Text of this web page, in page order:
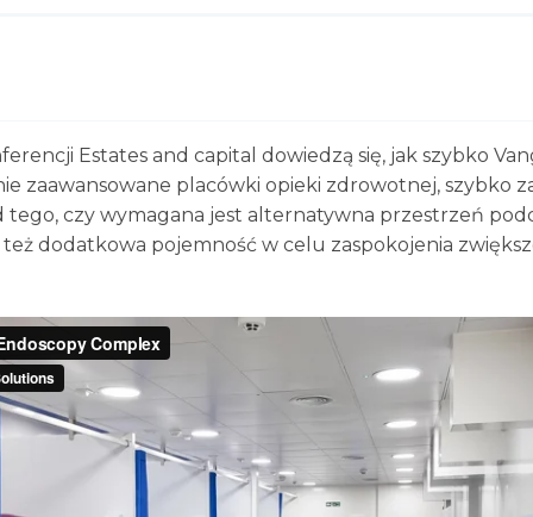
Estates and capital dowiedzą się, jak szybko
zaawansowane placówki opieki zdrowotnej, szybko
tego, czy wymagana jest alternatywna przestrzeń
dodatkowa pojemność w celu zaspokojenia